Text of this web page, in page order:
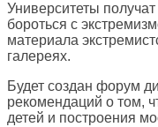
Университеты
бороться с
материала
галереях.
Будет создан форум
рекомендаций о том,
детей и построения